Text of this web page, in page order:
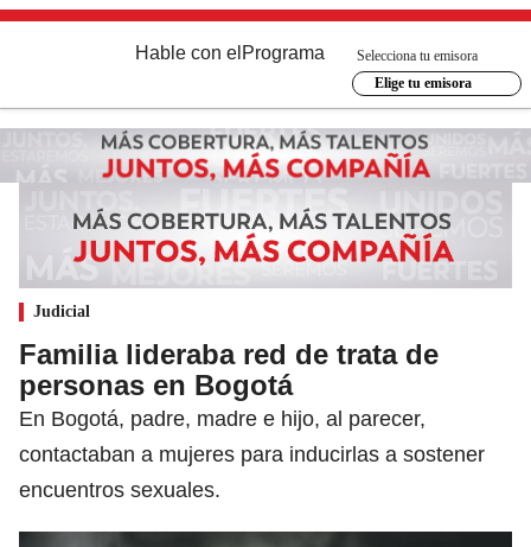
Hable con el Programa
Selecciona tu emisora
Elige tu emisora
Judicial
Familia lideraba red de trata de
personas en Bogotá
En Bogotá, padre, madre e hijo, al parecer,
contactaban a mujeres para inducirlas a sostener
encuentros sexuales.